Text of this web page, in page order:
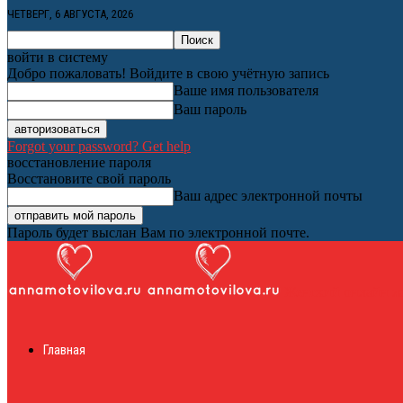
ЧЕТВЕРГ, 6 АВГУСТА, 2026
войти в систему
Добро пожаловать! Войдите в свою учётную запись
Ваше имя пользователя
Ваш пароль
Forgot your password? Get help
восстановление пароля
Восстановите свой пароль
Ваш адрес электронной почты
Пароль будет выслан Вам по электронной почте.
Главная